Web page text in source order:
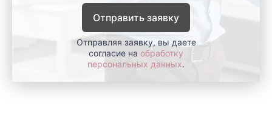
Отправить заявку
Отправляя заявку, вы даете
согласие на обработку
персональных данных.